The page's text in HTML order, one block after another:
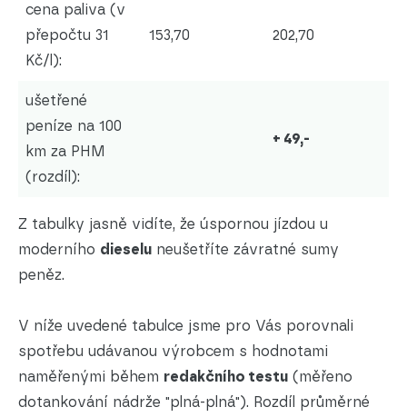
cena paliva (v
přepočtu 31
Kč/l):
153,70 202,70
ušetřené
peníze na 100
km za PHM
(rozdíl):
+ 49,-
Z tabulky jasně vidíte, že úspornou jízdou u
moderního dieselu neušetříte závratné sumy
peněz.
V níže uvedené tabulce jsme pro Vás porovnali
spotřebu udávanou výrobcem s hodnotami
naměřenými během redakčního testu (měřeno
dotankování nádrže "plná-plná"). Rozdíl průměrné